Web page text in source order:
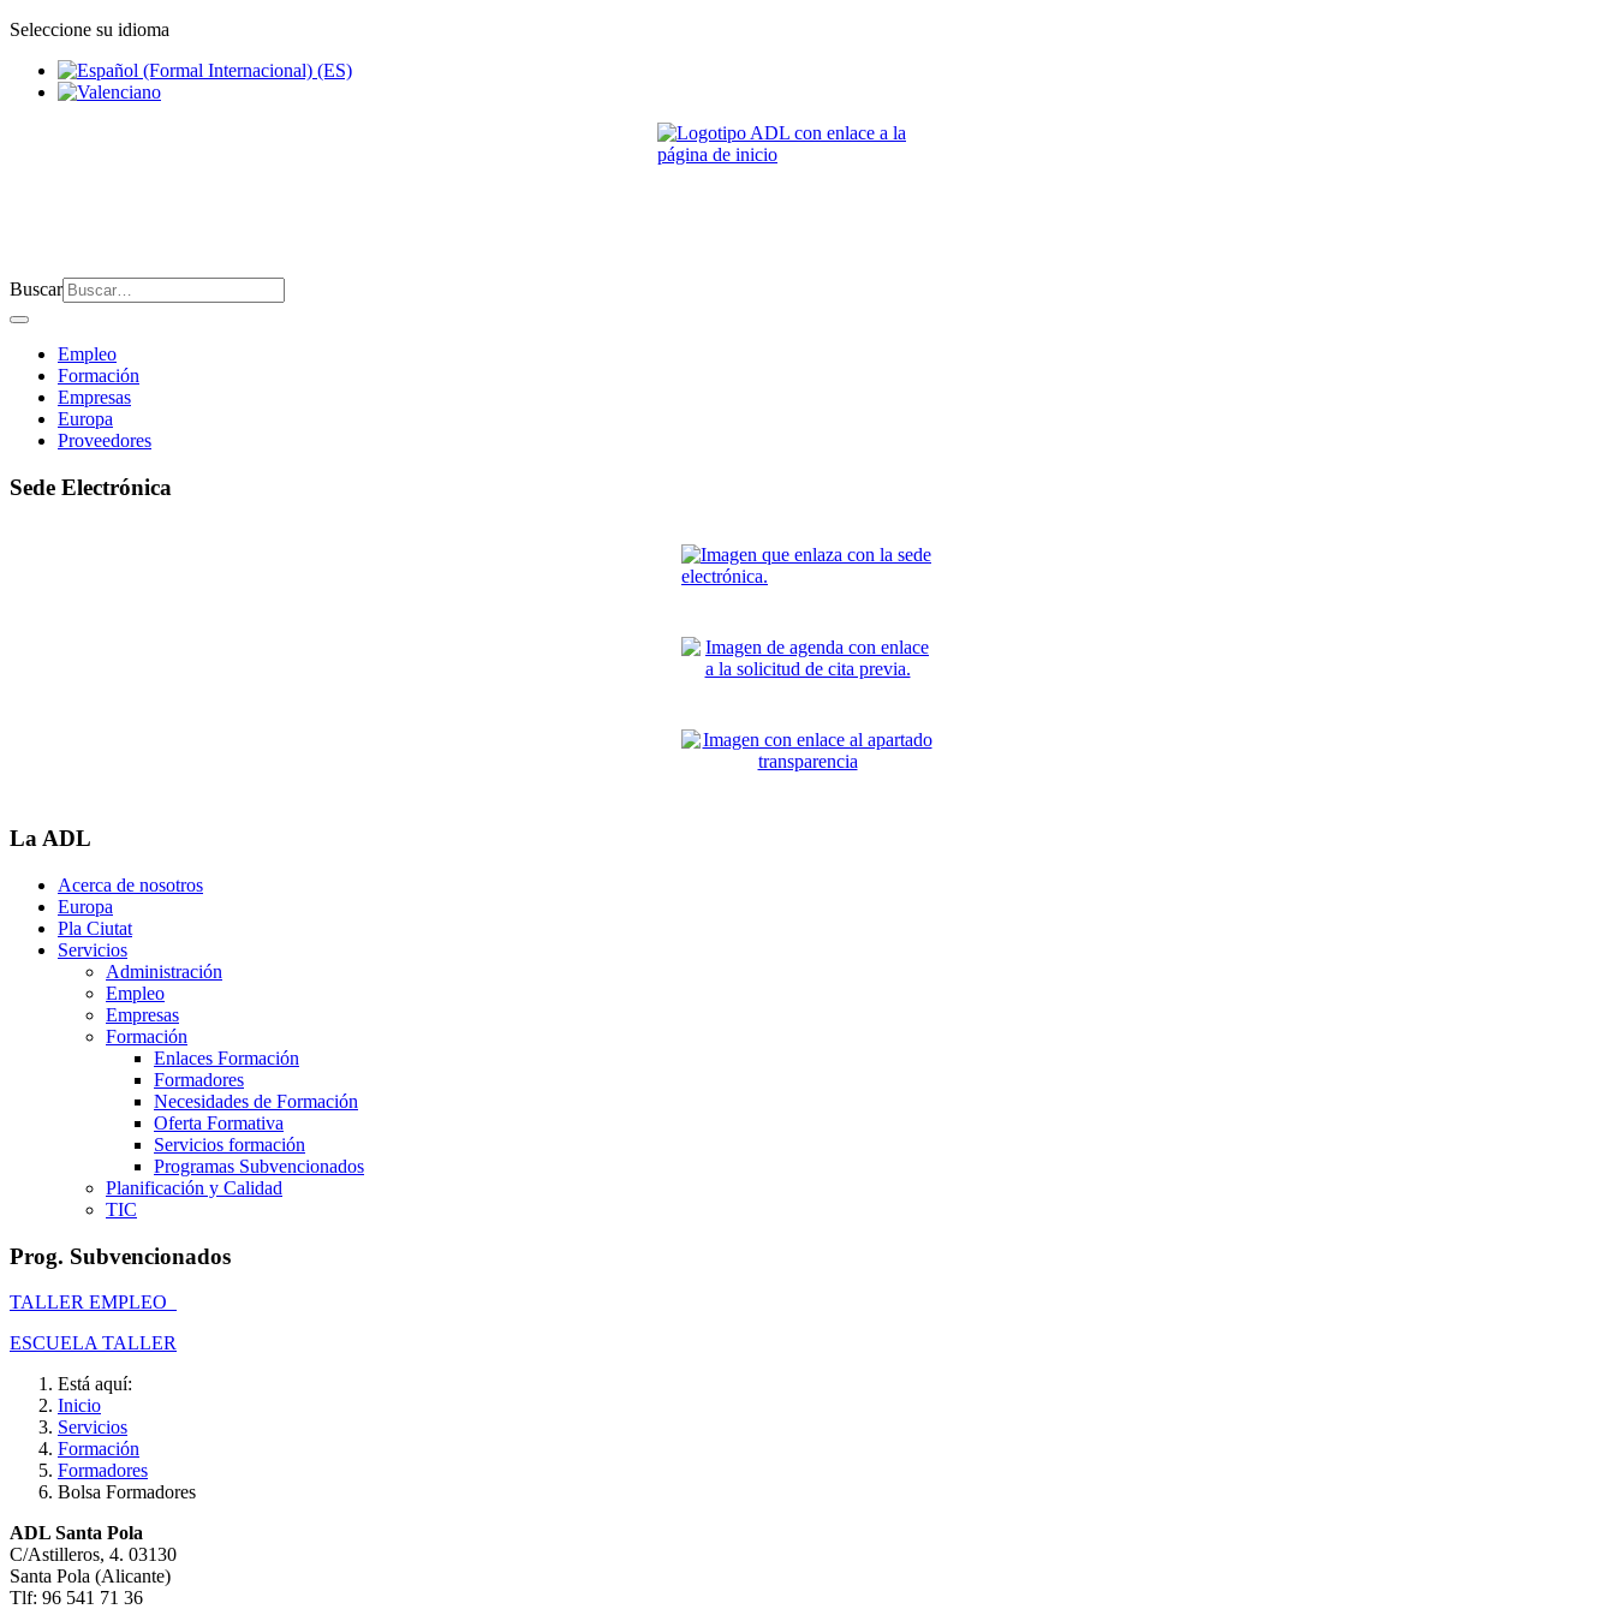
Seleccione su idioma
Buscar
Empleo
Formación
Empresas
Europa
Proveedores
Sede Electrónica
La ADL
Acerca de nosotros
Europa
Pla Ciutat
Servicios
Administración
Empleo
Empresas
Formación
Enlaces Formación
Formadores
Necesidades de Formación
Oferta Formativa
Servicios formación
Programas Subvencionados
Planificación y Calidad
TIC
Prog. Subvencionados
TALLER EMPLEO
ESCUELA TALLER
Está aquí:
Inicio
Servicios
Formación
Formadores
Bolsa Formadores
ADL Santa Pola
C/Astilleros, 4. 03130
Santa Pola (Alicante)
Tlf: 96 541 71 36